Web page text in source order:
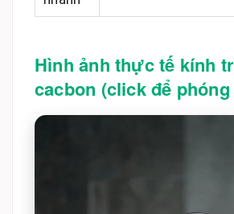
Hình ảnh thực tế kính
cacbon (click để